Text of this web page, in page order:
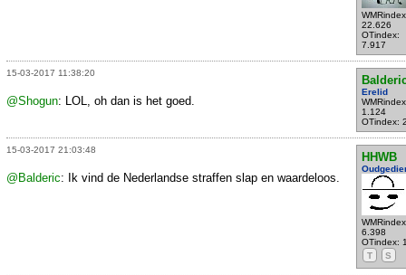
22.626
OTindex:
7.917
15-03-2017 11:38:20
Erelid
1.124
OTindex:
@Shogun: LOL, oh dan is het goed.
15-03-2017 21:03:48
HHWB
6.398
OTindex:
T
S
@Balderic: Ik vind de Nederlandse straffen slap en waardeloos.